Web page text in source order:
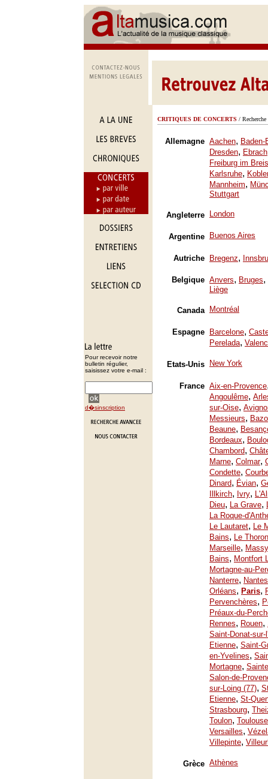
Pour recevoir notre
bulletin régulier,
saisissez votre e-mail :
d�sinscription
CRITIQUES DE CONCERTS /
Allemagne Aachen, Baden-
Dresden, Ebrach
Freiburg im
Karlsruhe,
Mannheim,
Stuttgart
Angleterre London
Argentine Buenos Aires
Autriche Bregenz,
Belgique Anvers, Bruges,
Liège
Canada Montréal
Espagne Barcelone,
Perelada,
Etats-Unis New York
France Aix-en-Provence
Angoulême,
sur-Oise,
Messieurs,
Beaune,
Bordeaux,
Chambord,
Marne, Colmar,
Condette,
Dinard, Évian,
Illkirch, Ivry,
Dieu, La Grave,
La Roque-
Le Lautaret, Le
Bains, Le
Marseille, Massy
Bains, Montfort
Mortagne-au-
Nanterre, Nantes
Orléans, Paris,
Pervenchères,
Préaux-du-
Rennes, Rouen,
Saint-Donat-sur-
Etienne, Saint-
en-Yvelines,
Mortagne,
Salon-de-
sur-Loing (77),
Etienne, St-
Strasbourg,
Toulon, Toulouse
Versailles,
Villepinte,
Grèce Athènes